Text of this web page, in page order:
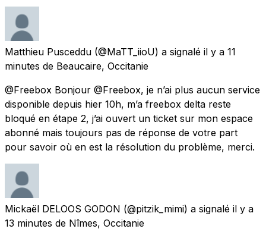
Matthieu Pusceddu (@MaTT_iioU) a signalé il y a 11
minutes de Beaucaire, Occitanie
@Freebox Bonjour @Freebox, je n’ai plus aucun service
disponible depuis hier 10h, m’a freebox delta reste
bloqué en étape 2, j’ai ouvert un ticket sur mon espace
abonné mais toujours pas de réponse de votre part
pour savoir où en est la résolution du problème, merci.
Mickaël DELOOS GODON (@pitzik_mimi) a signalé il y a
13 minutes de Nîmes, Occitanie